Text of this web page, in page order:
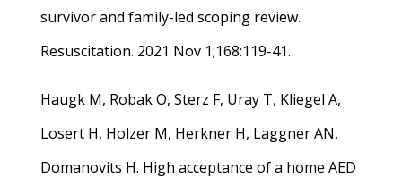
survivor and family-led scoping review.
Resuscitation. 2021 Nov 1;168:119-41.
Haugk M, Robak O, Sterz F, Uray T, Kliegel A,
Losert H, Holzer M, Herkner H, Laggner AN,
Domanovits H. High acceptance of a home AED